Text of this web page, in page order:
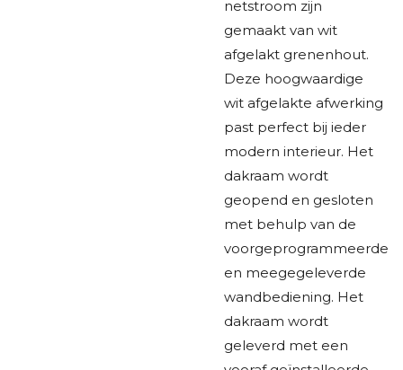
netstroom zijn
gemaakt van wit
afgelakt grenenhout.
Deze hoogwaardige
wit afgelakte afwerking
past perfect bij ieder
modern interieur. Het
dakraam wordt
geopend en gesloten
met behulp van de
voorgeprogrammeerde
en meegegeleverde
wandbediening. Het
dakraam wordt
geleverd met een